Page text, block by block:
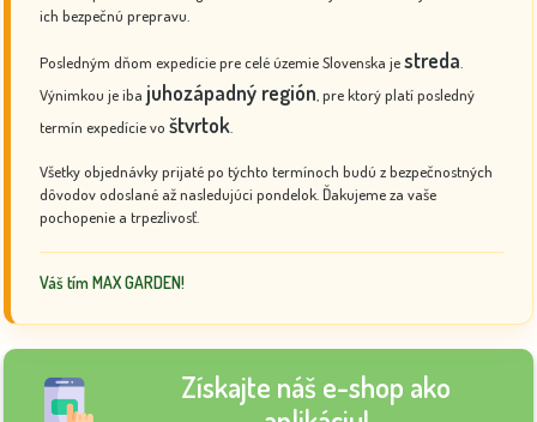
ich bezpečnú prepravu.
Posledným dňom expedície pre celé územie Slovenska jestreda
Výnimkou je iba juhozápadný región , pre ktorý platí posledný
termín expedície vo štvrtok
Všetky objednávky prijaté po týchto termínoch budú z bezpečnostných
dôvodov odoslané až nasledujúci pondelok. Ďakujeme za vaše
pochopenie a trpezlivosť.
Váš tím MAX GARDEN!
Získajte náš e-shop ako